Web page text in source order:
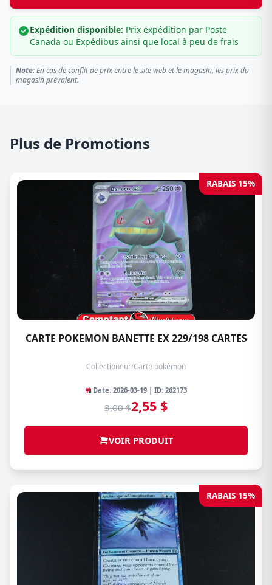
Expédition disponible: Prix expédition par Poste
Canada ou Expédibus ainsi que local à peu de frais
Note:En cas de conflit de prix entre le site web et le magasin, les prix du
magasin prévalent.
Plus de Promotions
RABAIS 15%
CARTE POKEMON BANETTE EX 229/198 CARTES
Collectioneur/Carte pokémon
Date: 2026-03-19 | ID: 262173
3,00 $2,55 $
VOIR PRODUIT
RABAIS 15%